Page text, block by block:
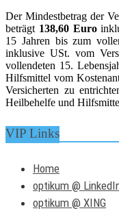
Der Mindestbetrag der
beträgt 138,60 Euro
15 Jahren bis zum
inklusive USt. vom
vollendeten 15.
Hilfsmittel vom
Versicherten zu
Heilbehelfe und
VIP Links
Home
optikum @
optikum @ XING